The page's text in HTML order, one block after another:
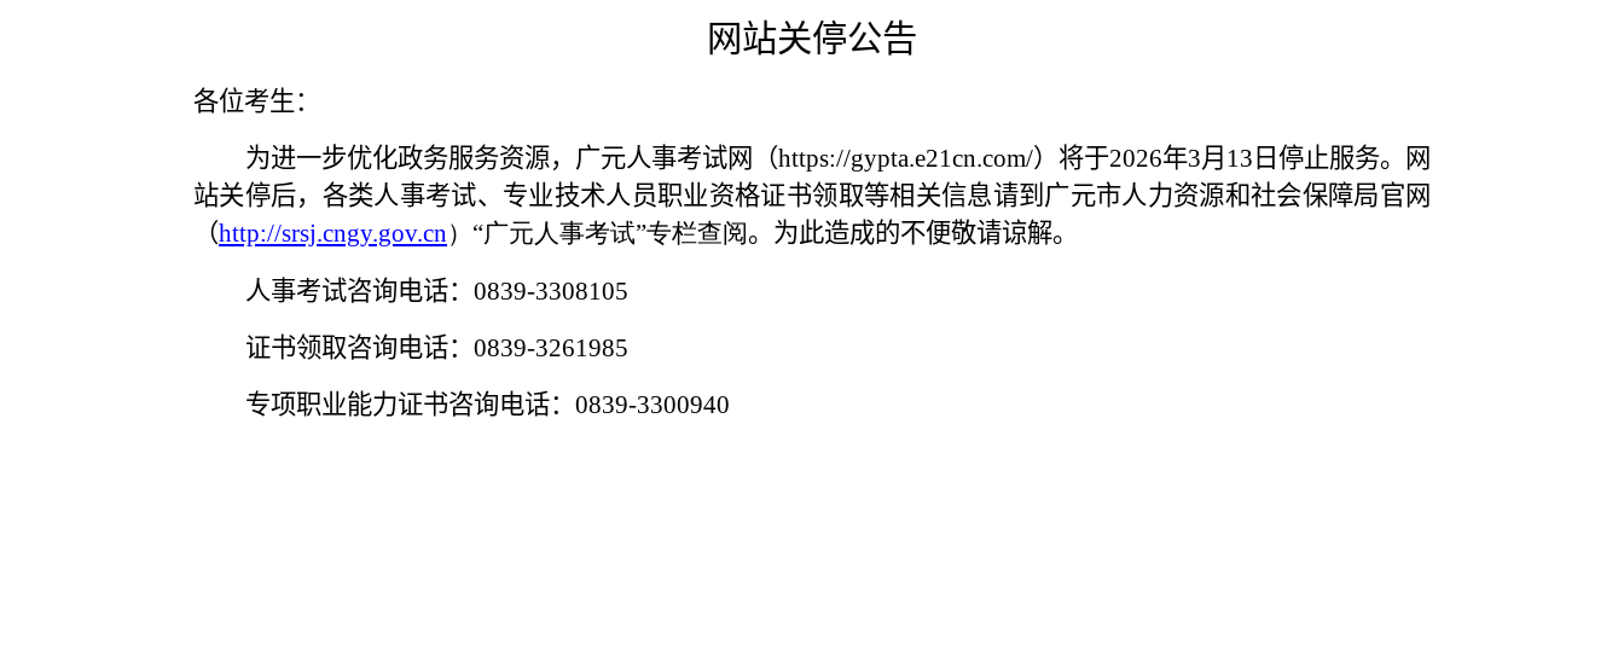
网站关停公告
各位考生：
为进一步优化政务服务资源，广元人事考试网（https://gypta.e21cn.com/）将于2026年3月 13 日停止服务。网
站关停后，各类人事考试、专业技术人员职业资格证书领取等相关信息请到广元市人力资源和社会保障局官网
（http://srsj.cngy.gov.cn） “广元人事考试”专栏查阅。为此造成的不便敬请谅解。
人事考试咨询电话： 0839-3308105
证书领取咨询电话： 0839-3261985
专项职业能力证书咨询电话： 0839-3300940